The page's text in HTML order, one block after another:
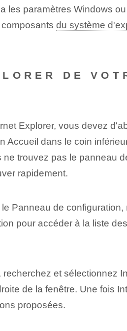
les paramètres Windows
du système
DE
Explorer, vous devez
Accueil dans le coin
trouvez pas le panneau
rapidement.
Panneau de configuration,
pour accéder à la liste
et sélectionnez
de la fenêtre. Une fois
proposées.